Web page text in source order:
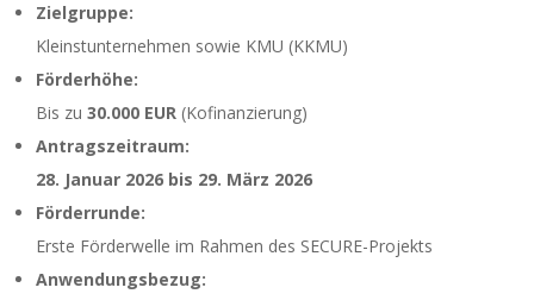
Zielgruppe:
Kleinstunternehmen sowie KMU (KKMU)
Förderhöhe:
Bis zu 30.000 EUR (Kofinanzierung)
Antragszeitraum:
28. Januar 2026 bis 29. März 2026
Förderrunde:
Erste Förderwelle im Rahmen des SECURE-Projekts
Anwendungsbezug: